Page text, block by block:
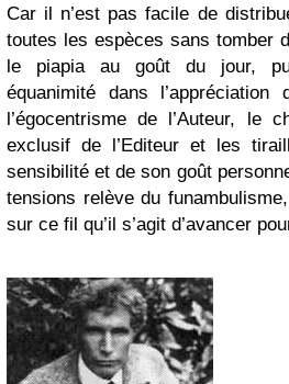
Car il n’est pas facile de
toutes les espèces sans tomber
le piapia au goût du jour,
équanimité dans
l’égocentrisme de l’Auteur, le
exclusif de l’Editeur et les
sensibilité et de son goût
tensions relève du
sur ce fil qu’il s’agit d’avancer